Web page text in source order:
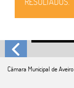
Câmara Municipal de Aveiro